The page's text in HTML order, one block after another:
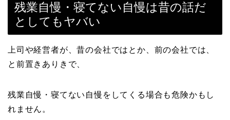
残業自慢・寝てない自慢は昔の話だ
としてもヤバい
上司や経営者が、昔の会社ではとか、前の会社では、
と前置きありきで、
残業自慢・寝てない自慢をしてくる場合も危険かもし
れません。